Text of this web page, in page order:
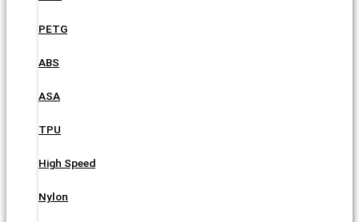
PETG
ABS
ASA
TPU
High Speed
Nylon